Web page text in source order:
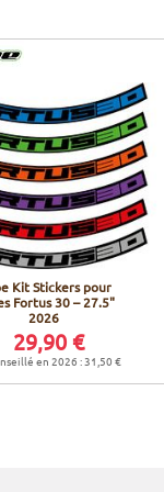
Kit Stickers pour
Fortus 30 – 27.5"
2026
29,90 €
en 2026 : 31,50 €